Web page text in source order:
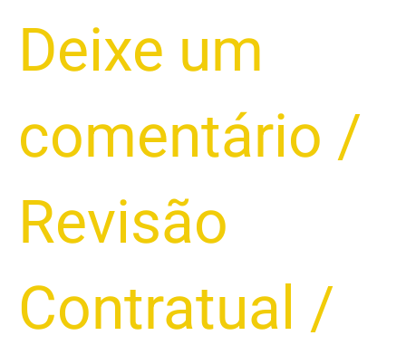
Deixe um
comentário /
Revisão
Contratual /
APLICATIVOS
BANCOS:
COMO
PROTEGER
DAS
NOVAS